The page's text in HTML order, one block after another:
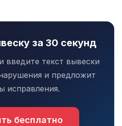
за 30 секунд
введите текст вывески
и предложит
исправления.
бесплатно